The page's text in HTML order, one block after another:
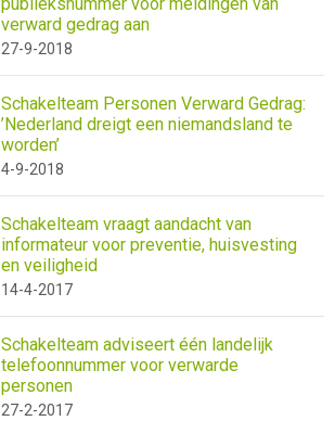
verward gedrag aan
27-9-2018
Schakelteam Personen Verward Gedrag:
’Nederland dreigt een niemandsland te
worden’
4-9-2018
Schakelteam vraagt aandacht van
informateur voor preventie, huisvesting
en veiligheid
14-4-2017
Schakelteam adviseert één landelijk
telefoonnummer voor verwarde
personen
27-2-2017